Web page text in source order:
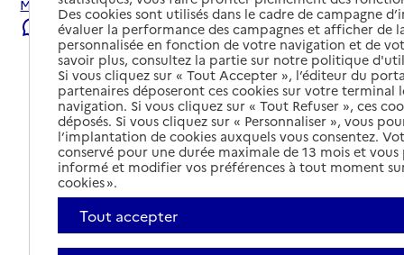
Maximin-la-Sainte-Baume.
Signaler une erreur
Des cookies sont utilisés dans le cadre de campagne
évaluer la performance des campagnes et afficher de
personnalisée en fonction de votre navigation et de
savoir plus, consultez la partie sur notre politique
Si vous cliquez sur « Tout Accepter », l’éditeur du
partenaires déposeront ces cookies sur votre terminal
navigation. Si vous cliquez sur « Tout Refuser », ces
déposés. Si vous cliquez sur « Personnaliser », vous
l’implantation de cookies auxquels vous consentez.
conservé pour une durée maximale de 13 mois et
informé et modifier vos préférences à tout moment
cookies ».
Tout accepter